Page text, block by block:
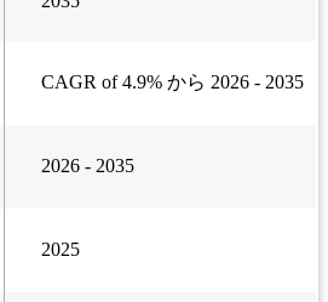
CAGR of 4.9% から 2026 - 2035
2026 - 2035
2025